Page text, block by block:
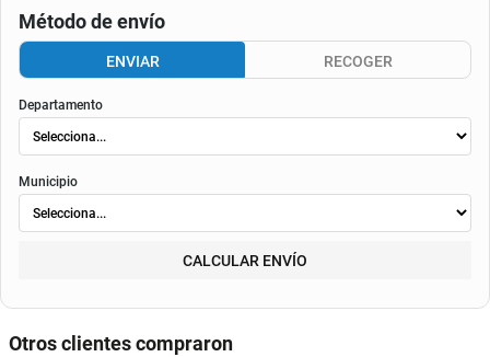
Método de envío
ENVIAR RECOGER
Departamento
Municipio
CALCULAR ENVÍO
Otros clientes compraron